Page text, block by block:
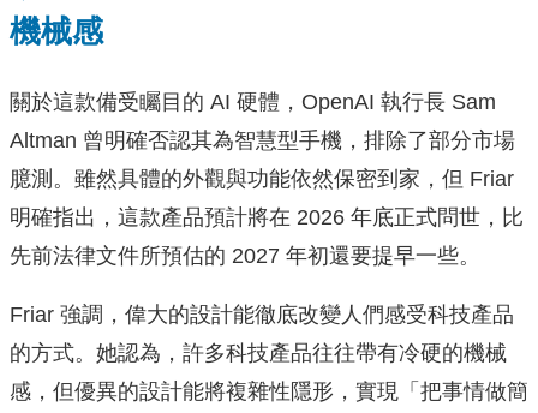
機械感
關於這款備受矚目的 AI 硬體，OpenAI 執行長 Sam
Altman 曾明確否認其為智慧型手機，排除了部分市場
臆測。雖然具體的外觀與功能依然保密到家，但 Friar
明確指出，這款產品預計將在 2026 年底正式問世，比
先前法律文件所預估的 2027 年初還要提早一些。
Friar 強調，偉大的設計能徹底改變人們感受科技產品
的方式。她認為，許多科技產品往往帶有冷硬的機械
感，但優異的設計能將複雜性隱形，實現「把事情做簡